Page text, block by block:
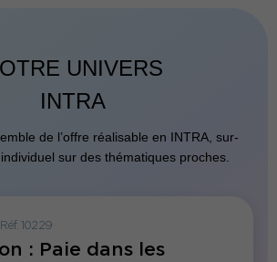
UNIVERS
INTRA
de l’offre réalisable en INTRA, sur-
sur des thématiques proches.
Réf. 10229
: Paie dans les